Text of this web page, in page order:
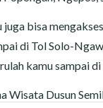
juga bisa
di Tol Solo-
kamu sampai
Wisata Dusun